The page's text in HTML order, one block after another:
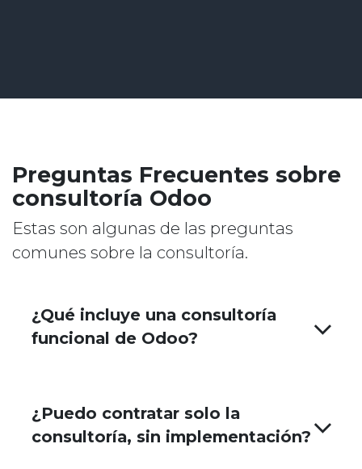
Preguntas Frecuentes sobre
consultoría Odoo
Estas son algunas de las preguntas
comunes sobre la consultoría.
¿Qué incluye una consultoría
funcional de Odoo?
¿Puedo contratar solo la
consultoría, sin implementación?